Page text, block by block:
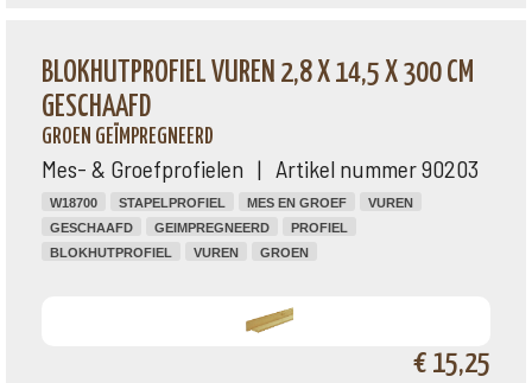
BLOKHUTPROFIEL VUREN 2,8 X 14,5 X 300 CM
GESCHAAFD
GROEN GEÏMPREGNEERD
Mes- & Groefprofielen | Artikel nummer 90203
W18700 STAPELPROFIEL MES EN GROEF
VUREN
GESCHAAFD
GEIMPREGNEERD
PROFIEL
BLOKHUTPROFIEL
VUREN GROEN
€ 15,25